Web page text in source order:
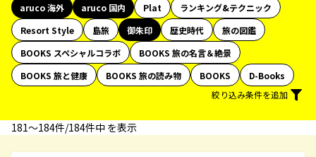
aruco 海外
aruco 国内 Plat
ランキング&テクニック
Resort Style
島旅 御朱印 歴史時代
旅の図鑑
BOOKS スペシャルコラボ
BOOKS 旅の名言＆絶景
BOOKS 旅と健康
BOOKS 旅の読み物 BOOKS
D-Books
絞り込み条件を追加
181〜184件/184件中 を表示